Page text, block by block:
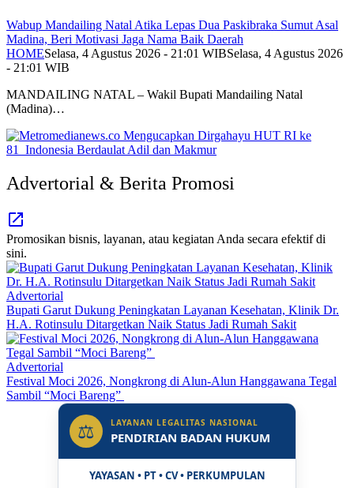
Wabup Mandailing Natal Atika Lepas Dua Paskibraka Sumut Asal
Madina, Beri Motivasi Jaga Nama Baik Daerah
HOMESelasa, 4 Agustus 2026 - 21:01 WIBSelasa, 4 Agustus 2026
- 21:01 WIB
MANDAILING NATAL – Wakil Bupati Mandailing Natal
(Madina)…
Advertorial & Berita Promosi
Promosikan bisnis, layanan, atau kegiatan Anda secara efektif di
sini.
Advertorial
Bupati Garut Dukung Peningkatan Layanan Kesehatan, Klinik Dr.
H.A. Rotinsulu Ditargetkan Naik Status Jadi Rumah Sakit
Advertorial
Festival Moci 2026, Nongkrong di Alun-Alun Hanggawana Tegal
Sambil “Moci Bareng”
⚖ LAYANAN LEGALITAS NASIONAL
PENDIRIAN BADAN HUKUM
YAYASAN • PT • CV • PERKUMPULAN